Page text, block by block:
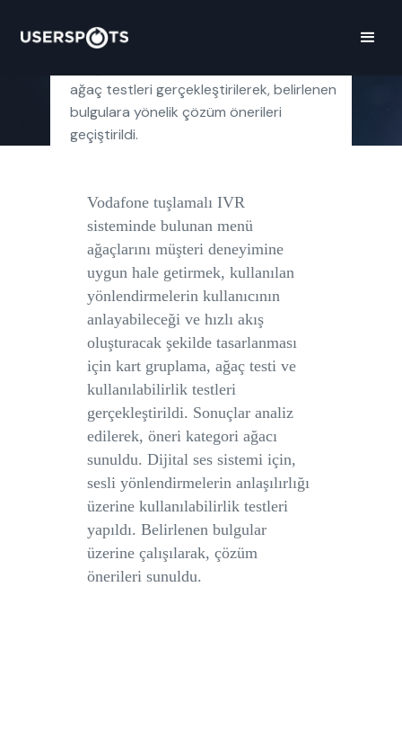
ses sisteminde kullanıcı deneyimini
ağaç testleri gerçekleştirilerek, belirlenen
bulgulara yönelik çözüm önerileri
geçiştirildi.
Vodafone tuşlamalı IVR
sisteminde bulunan menü
ağaçlarını müşteri deneyimine
uygun hale getirmek, kullanılan
yönlendirmelerin kullanıcının
anlayabileceği ve hızlı akış
oluşturacak şekilde tasarlanması
için kart gruplama, ağaç testi ve
kullanılabilirlik testleri
gerçekleştirildi. Sonuçlar analiz
edilerek, öneri kategori ağacı
sunuldu. Dijital ses sistemi için,
sesli yönlendirmelerin anlaşılırlığı
üzerine kullanılabilirlik testleri
yapıldı. Belirlenen bulgular
üzerine çalışılarak, çözüm
önerileri sunuldu.